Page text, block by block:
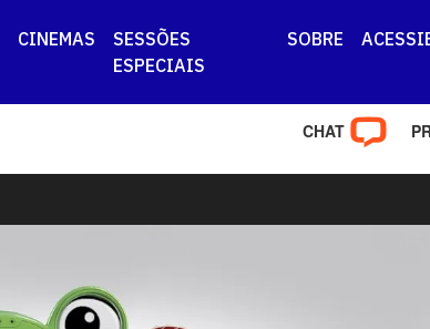
CINEMAS
SESSÕES
ESPECIAIS
SOBRE